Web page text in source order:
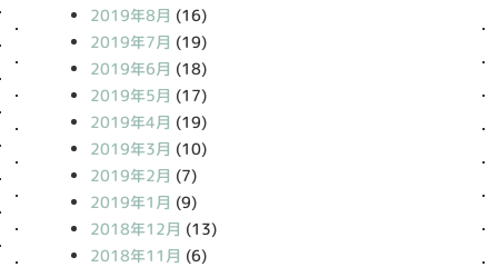
2019年8月 (16)
2019年7月 (19)
2019年6月 (18)
2019年5月 (17)
2019年4月 (19)
2019年3月 (10)
2019年2月 (7)
2019年1月 (9)
2018年12月 (13)
2018年11月 (6)